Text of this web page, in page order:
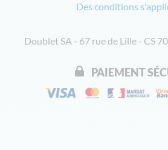
Des conditions
Doublet SA - 67 rue de Lille - CS
PAIEMENT